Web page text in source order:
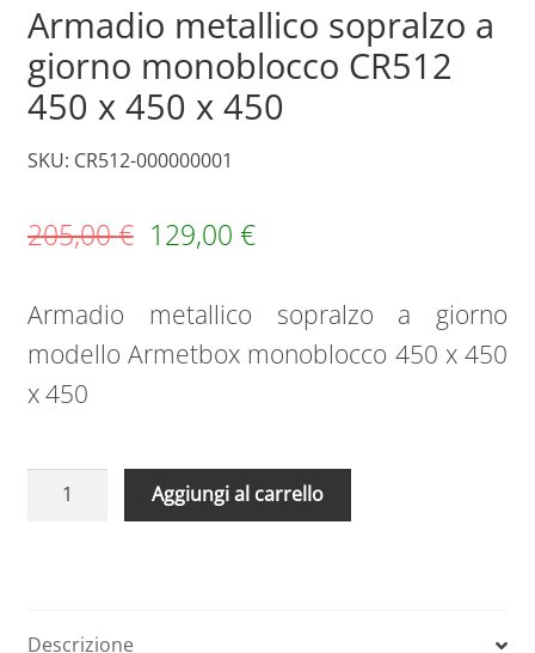
Armadio metallico sopralzo a
giorno monoblocco CR512
450 x 450 x 450
SKU: CR512-000000001
205,00€ 129,00€
Armadio metallico sopralzo a giorno
modello Armetbox monoblocco 450 x 450
x 450
Armadio
monoblocco
Aggiungi al carrello
Descrizione